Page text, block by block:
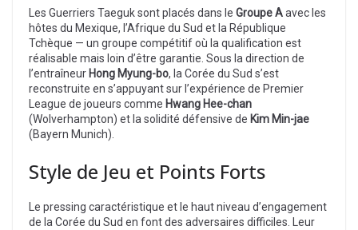
Les Guerriers Taeguk sont placés dans le Groupe Aavec les
hôtes du Mexique, l’Afrique du Sud et la République
Tchèque — un groupe compétitif où la qualification est
réalisable mais loin d’être garantie. Sous la direction de
l’entraîneur Hong Myung-bo, la Corée du Sud s’est
reconstruite en s’appuyant sur l’expérience de Premier
League de joueurs comme Hwang Hee-chan
(Wolverhampton) et la solidité défensive de Kim Min-jae
(Bayern Munich).
Style de Jeu et Points Forts
Le pressing caractéristique et le haut niveau d’engagement
de la Corée du Sud en font des adversaires difficiles. Leur